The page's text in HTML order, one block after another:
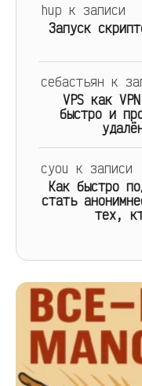
hup к записи
Запуск
себастьян к
VPS как
быстро и
cyou к записи
Как быстро
стать
тех,